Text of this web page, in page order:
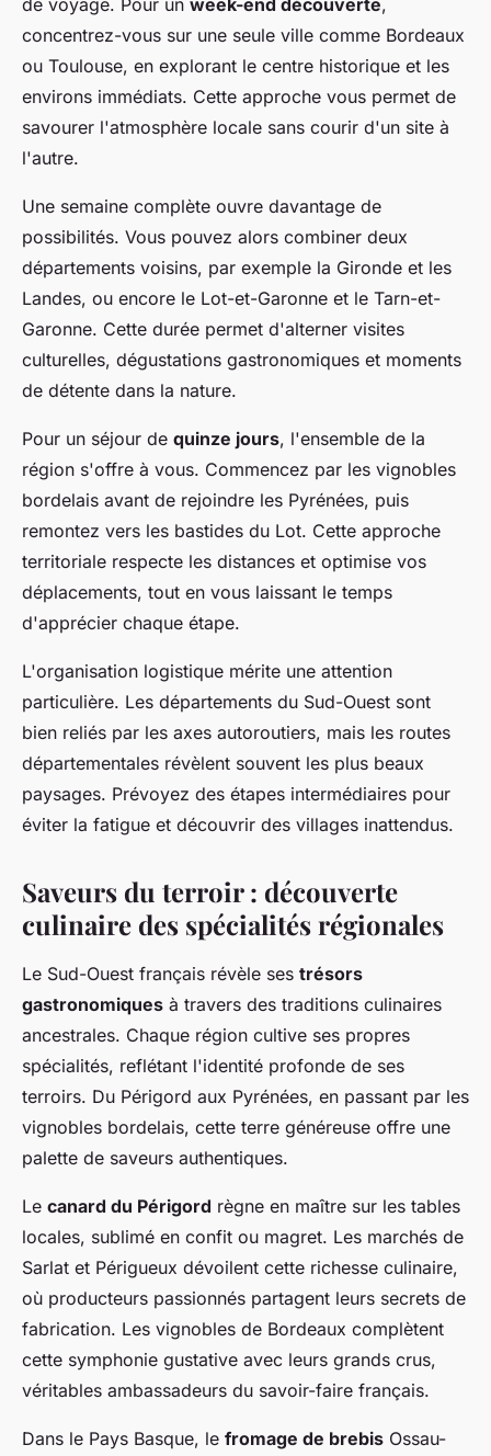
concentrez-vous sur une seule ville comme Bordeaux
ou Toulouse, en explorant le centre historique et les
environs immédiats. Cette approche vous permet de
savourer l'atmosphère locale sans courir d'un site à
l'autre.
Une semaine complète ouvre davantage de
possibilités. Vous pouvez alors combiner deux
départements voisins, par exemple la Gironde et les
Landes, ou encore le Lot-et-Garonne et le Tarn-et-
Garonne. Cette durée permet d'alterner visites
culturelles, dégustations gastronomiques et moments
de détente dans la nature.
Pour un séjour de quinze jours, l'ensemble de la
région s'offre à vous. Commencez par les vignobles
bordelais avant de rejoindre les Pyrénées, puis
remontez vers les bastides du Lot. Cette approche
territoriale respecte les distances et optimise vos
déplacements, tout en vous laissant le temps
d'apprécier chaque étape.
L'organisation logistique mérite une attention
particulière. Les départements du Sud-Ouest sont
bien reliés par les axes autoroutiers, mais les routes
départementales révèlent souvent les plus beaux
paysages. Prévoyez des étapes intermédiaires pour
éviter la fatigue et découvrir des villages inattendus.
Saveurs du terroir : découverte
culinaire des spécialités régionales
Le Sud-Ouest français révèle ses trésors
gastronomiques à travers des traditions culinaires
ancestrales. Chaque région cultive ses propres
spécialités, reflétant l'identité profonde de ses
terroirs. Du Périgord aux Pyrénées, en passant par les
vignobles bordelais, cette terre généreuse offre une
palette de saveurs authentiques.
Le canard du Périgord règne en maître sur les tables
locales, sublimé en confit ou magret. Les marchés de
Sarlat et Périgueux dévoilent cette richesse culinaire,
où producteurs passionnés partagent leurs secrets de
fabrication. Les vignobles de Bordeaux complètent
cette symphonie gustative avec leurs grands crus,
véritables ambassadeurs du savoir-faire français.
Dans le Pays Basque, le fromage de brebis Ossau-